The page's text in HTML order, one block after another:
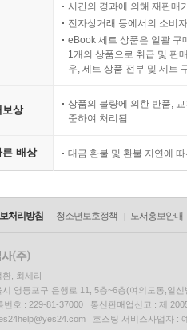
시간의 경과에 의해 재판매
전자상거래 등에서의 소비
eBook 세트 상품은 일괄 구
1개의 상품으로 취급 및 판
우, 세트 상품 전부 및 세트
보상
상품의 불량에 의한 반품,
준하여 처리됨
배상 대금 환불 및 환불 지연에
처리방침 청소년보호정책 도서홍보안내
환, 최세라
시 영등포구 은행로 11, 5층~6층(여의도동,일신
번호 : 229-81-37000 통신판매업신고 : 제
호스팅 서비스사업자 :